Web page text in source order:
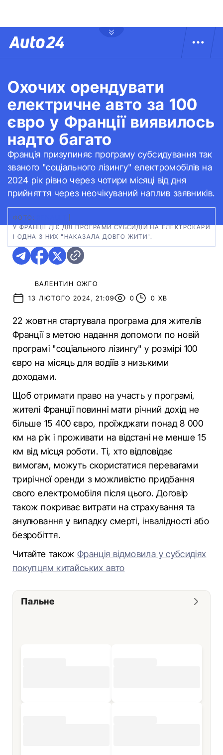
Охочих орендувати
електричне авто за 100
євро у Франції виявилось
надто багато
Франція призупиняє програму субсидування так
званого "соціального лізингу" електромобілів на
2024 рік рівно через чотири місяці від дня
прийняття через неочікуваний наплив заявників.
ФОТО:
У ФРАНЦІЇ ДІЄ ДВІ ПРОГРАМИ СУБСИДІЙ НА ЕЛЕКТРОКАРИ
І ОДНА З НИХ "НАКАЗАЛА ДОВГО ЖИТИ".
ВАЛЕНТИН ОЖГО
13 ЛЮТОГО 2024, 21:09
0 0 ХВ
22 жовтня стартувала програма для жителів
Франції з метою надання допомоги по новій
програмі "соціального лізингу" у розмірі 100
євро на місяць для водіїв з низькими
доходами.
Щоб отримати право на участь у програмі,
жителі Франції повинні мати річний дохід не
більше 15 400 євро, проїжджати понад 8 000
км на рік і проживати на відстані не менше 15
км від місця роботи. Ті, хто відповідає
вимогам, можуть скористатися перевагами
трирічної оренди з можливістю придбання
свого електромобіля після цього. Договір
також покриває витрати на страхування та
анулювання у випадку смерті, інвалідності або
безробіття.
Читайте такожФранція відмовила у субсидіях
покупцям китайських авто
Пальне